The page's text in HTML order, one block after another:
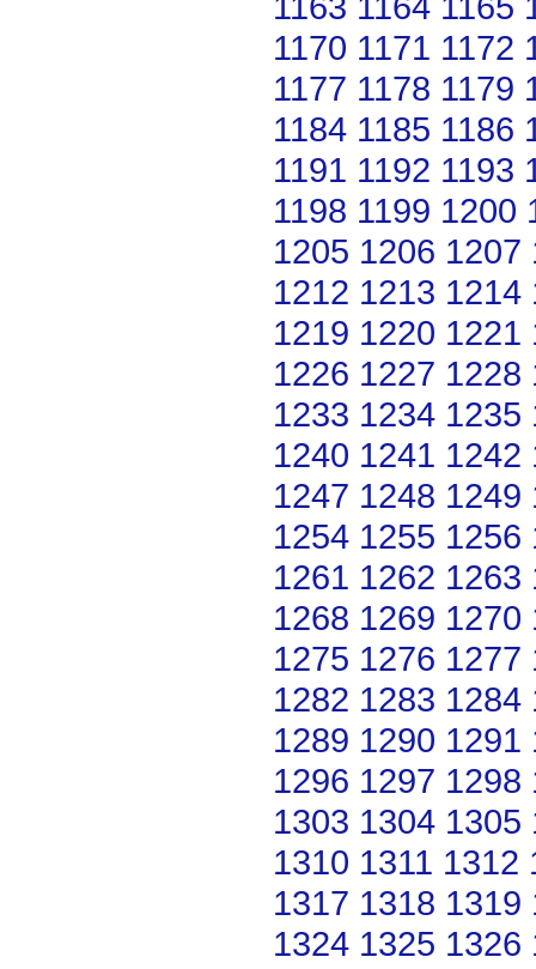
1170 1171 1172
1177 1178 1179
1184 1185 1186
1191 1192 1193
1198 1199 1200
1205 1206 1207
1212 1213 1214
1219 1220 1221
1226 1227 1228
1233 1234 1235
1240 1241 1242
1247 1248 1249
1254 1255 1256
1261 1262 1263
1268 1269 1270
1275 1276 1277
1282 1283 1284
1289 1290 1291
1296 1297 1298
1303 1304 1305
1310 1311 1312
1317 1318 1319
1324 1325 1326